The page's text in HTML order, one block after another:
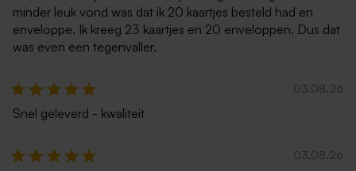
minder leuk vond was dat ik 20 kaartjes besteld had en
enveloppe. Ik kreeg 23 kaartjes en 20 enveloppen. Dus dat
was even een tegenvaller.
03.08.26
Snel geleverd - kwaliteit
03.08.26